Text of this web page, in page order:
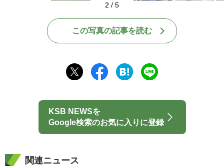
2 / 5
この写真の記事を読む
KSB NEWSを
Google検索のお気に入りに登録
関連ニュース